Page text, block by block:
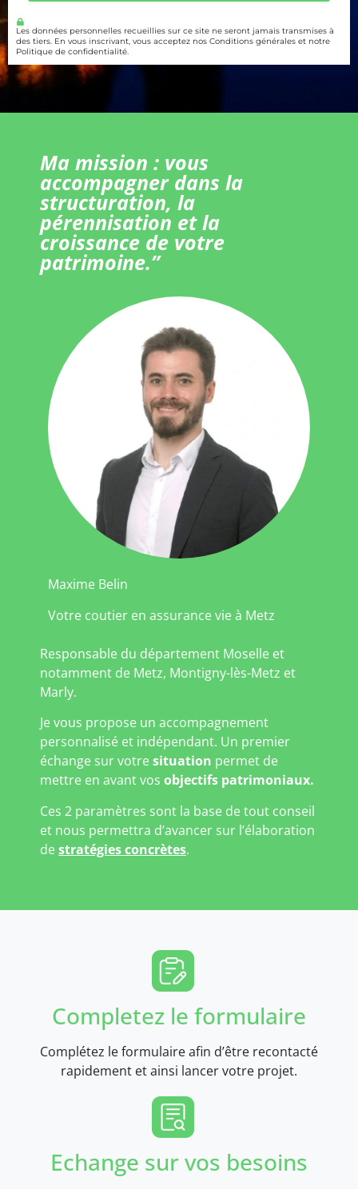
Les données personnelles recueillies sur ce site ne seront jamais transmises à
des tiers. En vous inscrivant, vous acceptez nos Conditions générales et notre
Politique de confidentialité.
Ma mission : vous
accompagner dans la
structuration, la
pérennisation et la
croissance de votre
patrimoine.”
Maxime Belin
Votre coutier en assurance vie à Metz
Responsable du département Moselle et
notamment de Metz, Montigny-lès-Metz et
Marly.
Je vous propose un accompagnement
personnalisé et indépendant. Un premier
échange sur votresituation permet de
mettre en avant vos objectifs patrimoniaux.
Ces 2 paramètres sont la base de tout conseil
et nous permettra d’avancer sur l’élaboration
destratégies concrètes.
Completez le formulaire
Complétez le formulaire afin d’être recontacté
rapidement et ainsi lancer votre projet.
Echange sur vos besoins